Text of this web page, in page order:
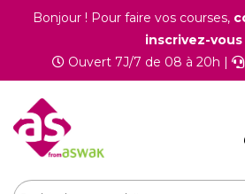
Bonjour ! Pour faire vos courses,
inscrivez-vous
Ouvert 7J/7 de 08 à 20h |